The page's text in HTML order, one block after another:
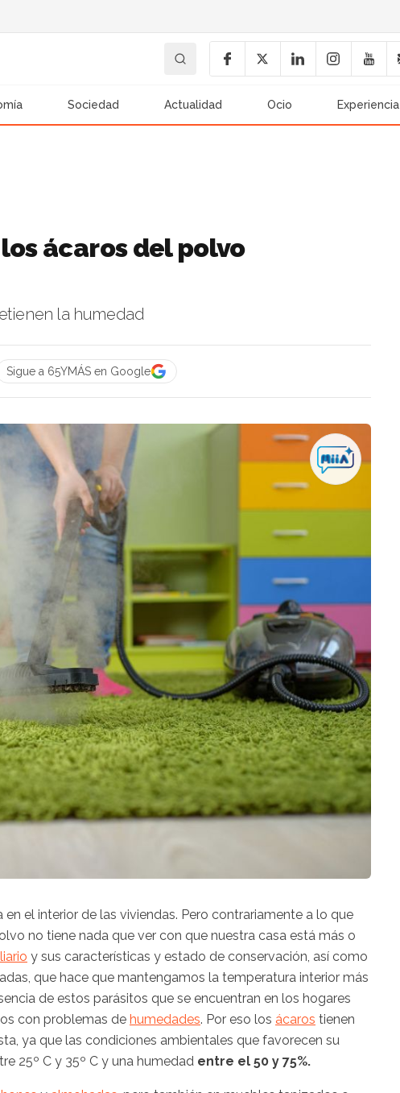
Sociedad Actualidad Ocio Experiencia
ácaros del polvo
la humedad
Sigue a 65YMÁS en Google
en el interior de las viviendas. Pero contrariamente a lo que
no tiene nada que ver con que nuestra casa está más o
y sus características y estado de conservación, así como
que hace que mantengamos la temperatura interior más
de estos parásitos que se encuentran en los hogares
con problemas de humedades. Por eso los ácaros tienen
ya que las condiciones ambientales que favorecen su
25º C y 35º C y una humedad entre el 50 y 75%.